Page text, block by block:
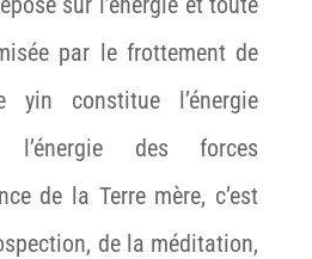
par le frottement de
constitue l’énergie
l’énergie des forces
de la Terre mère, c’est
de la méditation,